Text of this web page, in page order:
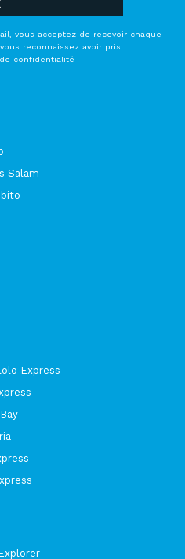
vous acceptez de recevoir chaque
reconnaissez avoir pris
confidentialité
Salam
Express